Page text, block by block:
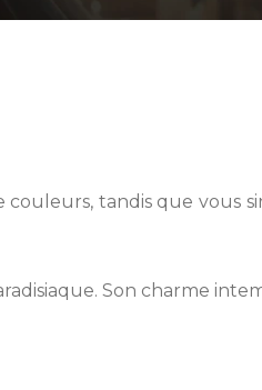
tandis que vous
Son charme